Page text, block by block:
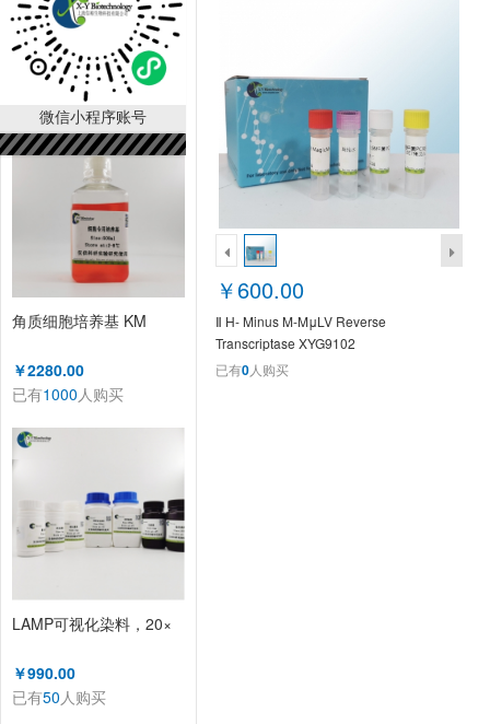
微信小程序账号
￥700.00
已有 0人购买
销量排行
角质细胞培养基 KM
￥2280.00
已有1000人购买
LAMP可视化染料，20×
￥990.00
已有50人购买
￥600.00
Ⅱ H- Minus M-MμLV Reverse
Transcriptase XYG9102
已有0人购买